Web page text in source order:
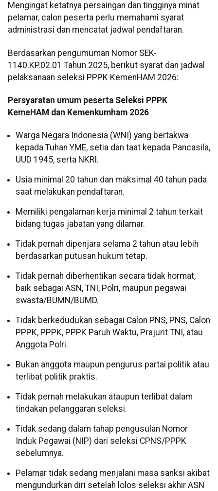
Mengingat ketatnya persaingan dan tingginya minat
pelamar, calon peserta perlu memahami syarat
administrasi dan mencatat jadwal pendaftaran.
Berdasarkan pengumuman Nomor SEK-
1140.KP.02.01 Tahun 2025, berikut syarat dan jadwal
pelaksanaan seleksi PPPK KemenHAM 2026:
Persyaratan umum peserta Seleksi PPPK
KemeHAM dan Kemenkumham 2026
Warga Negara Indonesia (WNI) yang bertakwa
kepada Tuhan YME, setia dan taat kepada Pancasila,
UUD 1945, serta NKRI.
Usia minimal 20 tahun dan maksimal 40 tahun pada
saat melakukan pendaftaran.
Memiliki pengalaman kerja minimal 2 tahun terkait
bidang tugas jabatan yang dilamar.
Tidak pernah dipenjara selama 2 tahun atau lebih
berdasarkan putusan hukum tetap.
Tidak pernah diberhentikan secara tidak hormat,
baik sebagai ASN, TNI, Polri, maupun pegawai
swasta/BUMN/BUMD.
Tidak berkedudukan sebagai Calon PNS, PNS, Calon
PPPK, PPPK, PPPK Paruh Waktu, Prajurit TNI, atau
Anggota Polri.
Bukan anggota maupun pengurus partai politik atau
terlibat politik praktis.
Tidak pernah melakukan ataupun terlibat dalam
tindakan pelanggaran seleksi.
Tidak sedang dalam tahap pengusulan Nomor
Induk Pegawai (NIP) dari seleksi CPNS/PPPK
sebelumnya.
Pelamar tidak sedang menjalani masa sanksi akibat
mengundurkan diri setelah lolos seleksi akhir ASN